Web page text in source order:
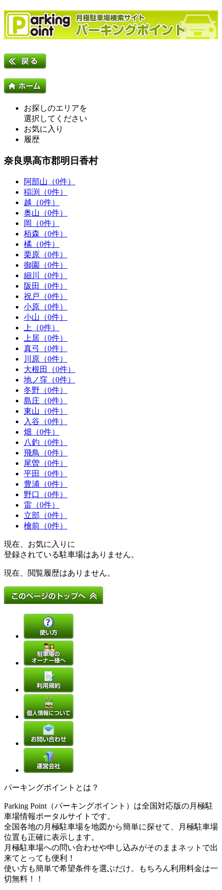
お探しのエリアを
選択してください
お気に入り
履歴
奈良県高市郡明日香村
阿部山（0件）
稲渕（0件）
越（0件）
奥山（0件）
岡（0件）
栢森（0件）
橘（0件）
栗原（0件）
御園（0件）
細川（0件）
阪田（0件）
祝戸（0件）
小原（0件）
小山（0件）
上（0件）
上居（0件）
真弓（0件）
川原（0件）
大根田（0件）
地ノ窪（0件）
冬野（0件）
島庄（0件）
東山（0件）
入谷（0件）
畑（0件）
八釣（0件）
飛鳥（0件）
尾曽（0件）
平田（0件）
豊浦（0件）
野口（0件）
雷（0件）
立部（0件）
檜前（0件）
現在、お気に入りに
登録されている駐車場はありません。
現在、閲覧履歴はありません。
パーキングポイントとは？
Parking Point（パーキングポイント）は全国対応版の月極駐
車場情報ポータルサイトです。
全国各地の月極駐車場を地図から簡単に探せて、月極駐車場
位置も正確に表示します。
月極駐車場への問い合わせや申し込みがそのままネットで出
来てとっても便利！
使い方も簡単で希望条件を選ぶだけ。もちろん利用料金は一
切無料！！